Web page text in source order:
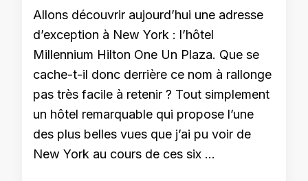
Allons découvrir aujourd’hui une adresse
d’exception à New York : l’hôtel
Millennium Hilton One Un Plaza. Que se
cache-t-il donc derrière ce nom à rallonge
pas très facile à retenir ? Tout simplement
un hôtel remarquable qui propose l’une
des plus belles vues que j’ai pu voir de
New York au cours de ces six …